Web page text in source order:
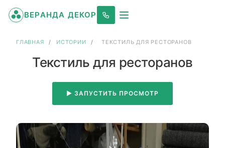
ВЕРАНДА ДЕКОР
ГЛАВНАЯ / ИСТОРИИ / ТЕКСТИЛЬ ДЛЯ РЕСТОРАНОВ
Текстиль для ресторанов
▶ ЗАПУСТИТЬ ПРОСМОТР